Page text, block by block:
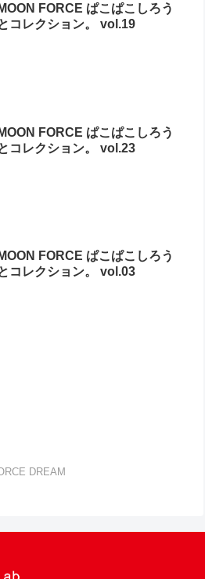
MOON FORCE ぱこぱこしろう
コレクション。 vol.19
MOON FORCE ぱこぱこしろう
コレクション。 vol.23
MOON FORCE ぱこぱこしろう
コレクション。 vol.03
DREAM